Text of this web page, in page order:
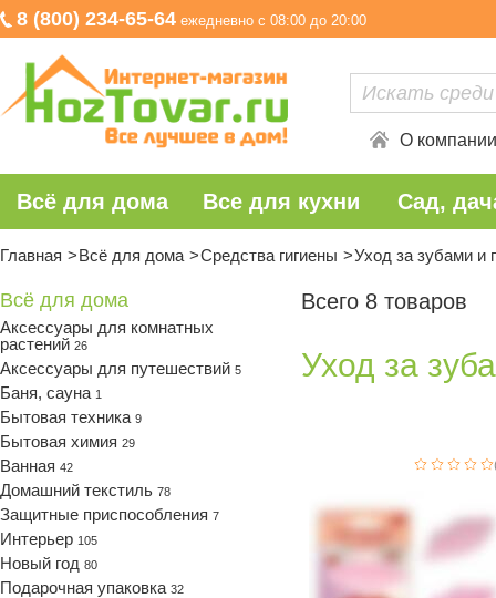
8 (800) 234-65-64 ежедневно с 08:00 до 20:00
О компании
Всё для дома Все для кухни Сад,
Главная Всё для дома Средства гигиены Уход за зубами и
Всё для дома
Аксессуары для комнатных
растений 26
Аксессуары для путешествий 5
Баня, сауна 1
Бытовая техника 9
Бытовая химия 29
Ванная 42
Домашний текстиль 78
Защитные приспособления 7
Интерьер 105
Новый год 80
Подарочная упаковка 32
Всего 8 товаров
Уход за